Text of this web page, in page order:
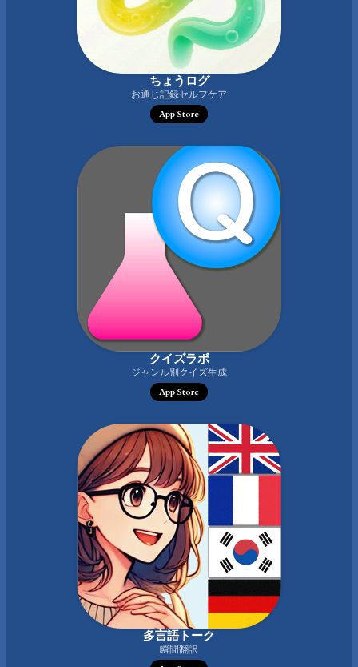
ちょうログ
お通じ記録セルフケア
App Store
クイズラボ
ジャンル別クイズ生成
App Store
多言語トーク
瞬間翻訳